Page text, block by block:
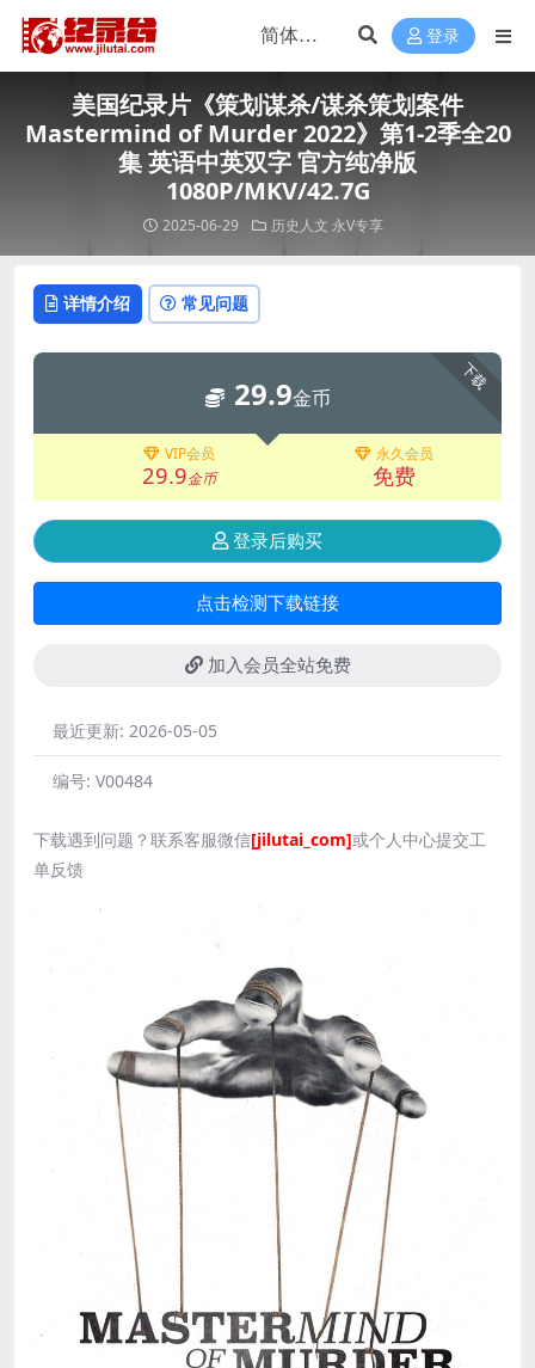
登录
美国纪录片《策划谋杀/谋杀策划案件
Mastermind of Murder 2022》第1-2季全20
集 英语中英双字 官方纯净版
1080P/MKV/42.7G
2025-06-29 历史人文 永V专享
详情介绍 常见问题
下载
29.9金币
VIP会员
29.9金币
永久会员
免费
登录后购买
点击检测下载链接
加入会员全站免费
最近更新: 2026-05-05
编号: V00484
下载遇到问题？联系客服微信[jilutai_com]或个人中心提交工
单反馈